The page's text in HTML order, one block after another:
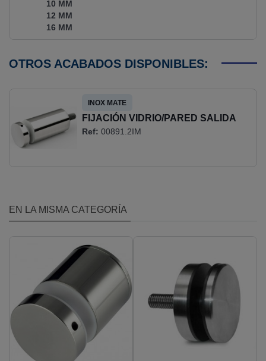
10 MM
12 MM
16 MM
OTROS ACABADOS DISPONIBLES:
FIJACIÓN VIDRIO/PARED SALIDA
60MM
INOX MATE
Ref: 00891.2IM
EN LA MISMA CATEGORÍA